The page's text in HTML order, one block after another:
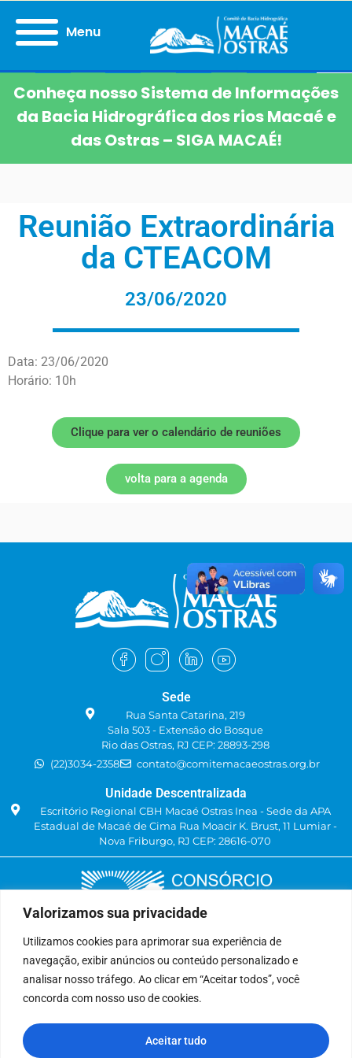
Valorizamos sua privacidade
Utilizamos cookies para aprimorar sua experiência de
navegação, exibir anúncios ou conteúdo personalizado e
analisar nosso tráfego. Ao clicar em “Aceitar todos”, você
concorda com nosso uso de cookies.
Aceitar tudo
Menu
Conheça nosso Sistema de Informações
da Bacia Hidrográfica dos rios Macaé e
das Ostras – SIGA MACAÉ!
Reunião Extraordinária
da CTEACOM
23/06/2020
Data: 23/06/2020
Horário: 10h
Clique para ver o calendário de reuniões
volta para a agenda
Sede
Rua Santa Catarina, 219
Sala 503 - Extensão do Bosque
Rio das Ostras, RJ CEP: 28893-298
(22)3034-2358
contato@comitemacaeostras.org.br
Unidade Descentralizada
Escritório Regional CBH Macaé Ostras Inea - Sede da APA
Estadual de Macaé de Cima Rua Moacir K. Brust, 11 Lumiar -
Nova Friburgo, RJ CEP: 28616-070
Delegatária (CILSJ)
Rua: Avenida Um, n° 01, Lote 01, Quadra 11
Bairro: Jardins de São Pedro
São Pedro da Aldeia, RJ